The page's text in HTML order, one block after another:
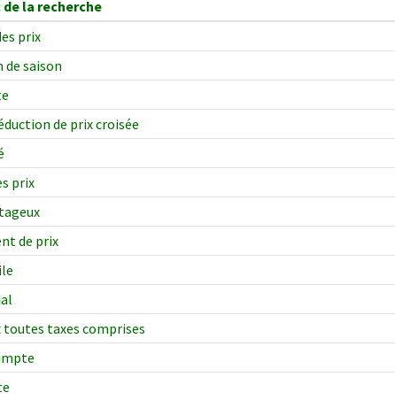
la recherche
prix
de saison
de prix croisée
prix
de prix
toutes taxes comprises